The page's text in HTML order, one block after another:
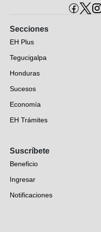
Secciones
EH Plus
Tegucigalpa
Honduras
Sucesos
Economía
EH Trámites
EH Verifica
Fotogalerías
Deportes
Videos
Suscríbete
Beneficio
Ingresar
Notificaciones